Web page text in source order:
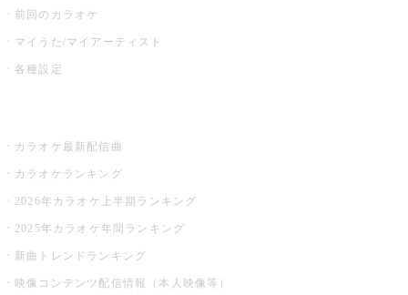
前回のカラオケ
マイうた/マイアーティスト
各種設定
カラオケ最新配信曲
カラオケランキング
2026年カラオケ上半期ランキング
2025年カラオケ年間ランキング
新曲トレンドランキング
映像コンテンツ配信情報（本人映像等）